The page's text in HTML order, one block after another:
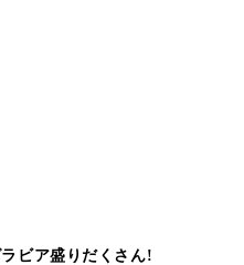
ビア盛りだくさん!